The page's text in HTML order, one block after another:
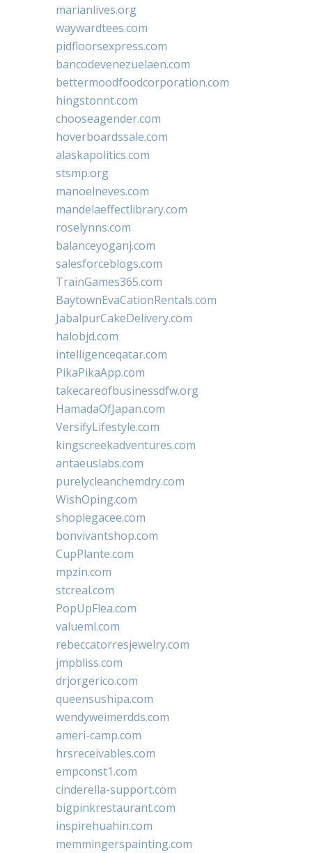
marianlives.org
waywardtees.com
pidfloorsexpress.com
bancodevenezuelaen.com
bettermoodfoodcorporation.com
hingstonnt.com
chooseagender.com
hoverboardssale.com
alaskapolitics.com
stsmp.org
manoelneves.com
mandelaeffectlibrary.com
roselynns.com
balanceyoganj.com
salesforceblogs.com
TrainGames365.com
BaytownEvaCationRentals.com
JabalpurCakeDelivery.com
halobjd.com
intelligenceqatar.com
PikaPikaApp.com
takecareofbusinessdfw.org
HamadaOfJapan.com
VersifyLifestyle.com
kingscreekadventures.com
antaeuslabs.com
purelycleanchemdry.com
WishOping.com
shoplegacee.com
bonvivantshop.com
CupPlante.com
mpzin.com
stcreal.com
PopUpFlea.com
valueml.com
rebeccatorresjewelry.com
jmpbliss.com
drjorgerico.com
queensushipa.com
wendyweimerdds.com
ameri-camp.com
hrsreceivables.com
empconst1.com
cinderella-support.com
bigpinkrestaurant.com
inspirehuahin.com
memmingerspainting.com